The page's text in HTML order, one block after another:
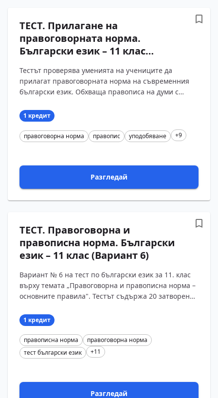
ТЕСТ. Прилагане на
правоговорната норма.
Български език – 11 клас
Тестът проверява уменията на учениците да
прилагат правоговорната норма на съвременния
български език. Обхваща правописа на думи с
уподобяване и ра...
1 кредит
правоговорна норма правопис уподобяване +9
Разгледай
ТЕСТ. Правоговорна и
правописна норма. Български
език – 11 клас (Вариант 6)
Вариант № 6 на тест по български език за 11. клас
върху темата „Правоговорна и правописна норма –
основните правила". Тестът съдържа 20 затворени
ученицит?...
1 кредит
правописна норма
правоговорна норма
тест български език
+11
Разгледай